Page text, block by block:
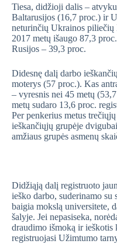
Tiesa, didžioji dalis –
Baltarusijos (16,7 proc.) ir
neturinčių Ukrainos piliečių
2017 metų išaugo 87,3
Rusijos – 39,3 proc.
Didesnę dalį darbo
moterys (57 proc.). Kas
– vyresnis nei 45 metų
metų sudaro 13,6 proc.
Per penkerius metus
ieškančiųjų grupėje
amžiaus grupės asmenų
Didžiąją dalį registruoto
ieško darbo, suderinamo
baigia mokslą universitete,
šalyje. Jei nepasiseka,
draudimo išmoką ir ieškotis
registruojasi Užimtumo